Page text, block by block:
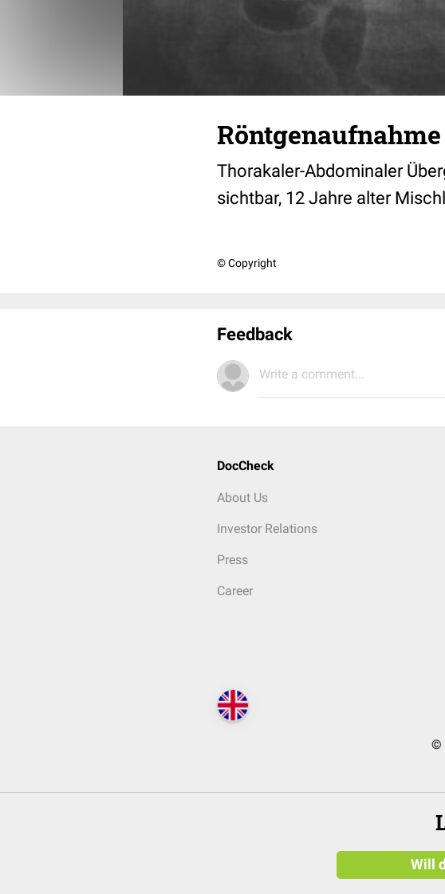
Thorakaler-Abdominaler
sichtbar, 12 Jahre alter
© Copyright
Feedback
Write a comment...
DocCheck
About Us
Investor Relations
Press
Career
©
Will